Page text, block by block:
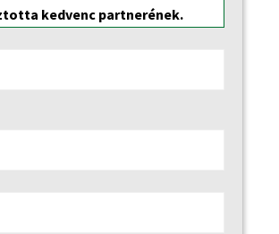
kedvenc partnerének.